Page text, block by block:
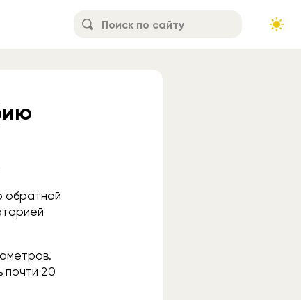
обратной
почти 20